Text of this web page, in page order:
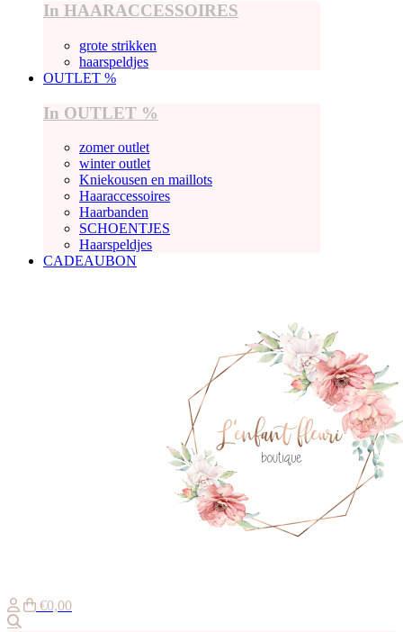
In HAARACCESSOIRES
grote strikken
haarspeldjes
OUTLET %
In OUTLET %
zomer outlet
winter outlet
Kniekousen en maillots
Haaraccessoires
Haarbanden
SCHOENTJES
Haarspeldjes
CADEAUBON
€0,00